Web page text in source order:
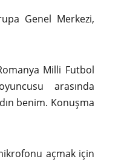
Genel Merkezi,
Milli Futbol
arasında
benim. Konuşma
açmak için